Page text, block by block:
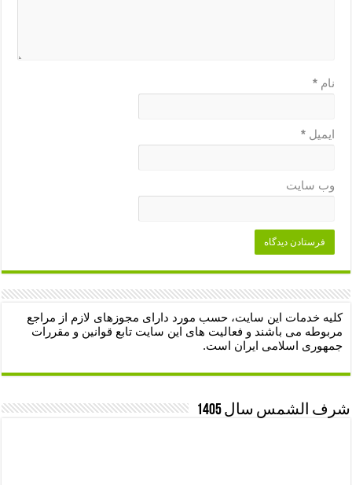
نام*
ایمیل*
وب‌ سایت
کلیه خدمات این سایت، حسب مورد دارای مجوزهای لازم از مراجع
مربوطه می باشند و فعالیت های این سایت تابع قوانین و مقررات
جمهوری اسلامی ایران است.
شرف الشمس سال 1405